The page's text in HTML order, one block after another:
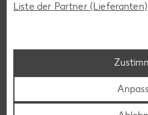
Liste der Partner (Lieferanten)